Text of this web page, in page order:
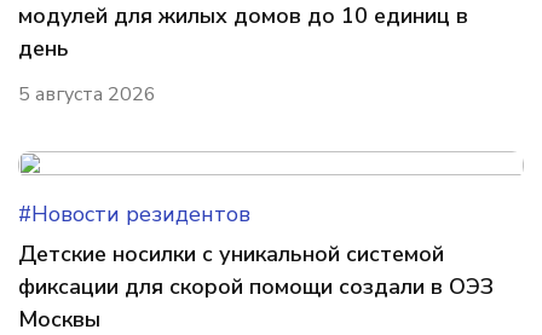
модулей для жилых домов до 10 единиц в
день
5 августа 2026
#Новости резидентов
Детские носилки с уникальной системой
фиксации для скорой помощи создали в ОЭЗ
Москвы